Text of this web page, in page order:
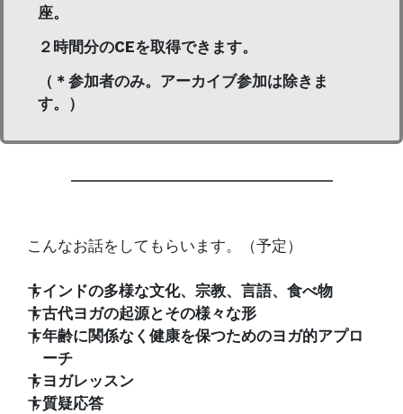
座。
２時間分のCEを取得できます。
（＊参加者のみ。アーカイブ参加は除きま
す。）
こんなお話をしてもらいます。（予定）
インドの多様な文化、宗教、言語、食べ物
古代ヨガの起源とその様々な形
年齢に関係なく健康を保つためのヨガ的アプロ
ーチ
ヨガレッスン
質疑応答